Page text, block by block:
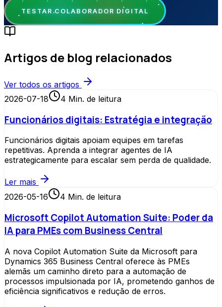
TESTAR COLABORADOR DIGITAL
Artigos de blog relacionados
Ver todos os artigos
2026-07-18
4 Min. de leitura
Funcionários digitais: Estratégia e integração
Funcionários digitais apoiam equipes em tarefas
repetitivas. Aprenda a integrar agentes de IA
estrategicamente para escalar sem perda de qualidade.
Ler mais
2026-05-16
4 Min. de leitura
Microsoft Copilot Automation Suite: Poder da
IA para PMEs com Business Central
A nova Copilot Automation Suite da Microsoft para
Dynamics 365 Business Central oferece às PMEs
alemãs um caminho direto para a automação de
processos impulsionada por IA, prometendo ganhos de
eficiência significativos e redução de erros.